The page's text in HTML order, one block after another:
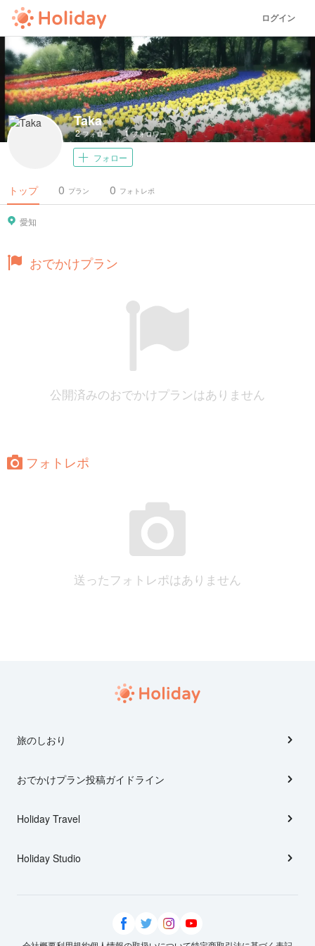
ログイン
Taka
2フォロー 1フォロワー
フォロー
トップ プラン
0 フォトレポ
0
愛知
おでかけプラン
公開済みのおでかけプランはありません
フォトレポ
送ったフォトレポはありません
旅のしおり
おでかけプラン投稿ガイドライン
Holiday Travel
Holiday Studio